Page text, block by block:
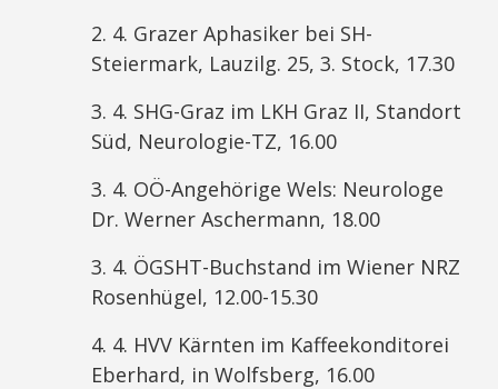
2. 4. Grazer Aphasiker bei SH-
Steiermark, Lauzilg. 25, 3. Stock, 17.30
3. 4. SHG-Graz im LKH Graz II, Standort
Süd, Neurologie-TZ, 16.00
3. 4. OÖ-Angehörige Wels: Neurologe
Dr. Werner Aschermann, 18.00
3. 4. ÖGSHT-Buchstand im Wiener NRZ
Rosenhügel, 12.00-15.30
4. 4. HVV Kärnten im Kaffeekonditorei
Eberhard, in Wolfsberg, 16.00